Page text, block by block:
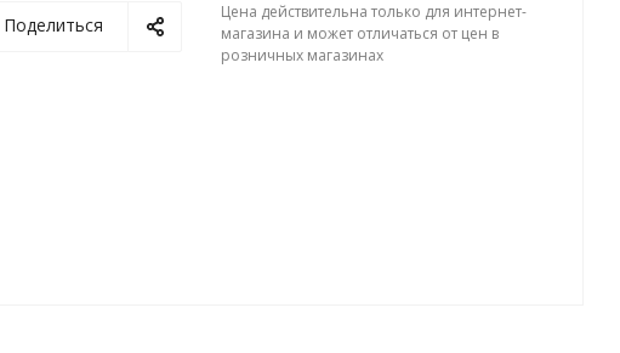
Поделиться
Цена действительна только для интернет-
магазина и может отличаться от цен в
розничных магазинах